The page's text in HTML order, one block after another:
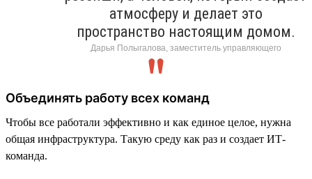
атмосферу и делает это
пространство настоящим домом.
Дарья Полыгалова, заместитель управляющего
Объединять работу всех команд
Чтобы все работали эффективно и как единое целое, нужна
общая инфраструктура. Такую среду как раз и создает ИТ-
команда.